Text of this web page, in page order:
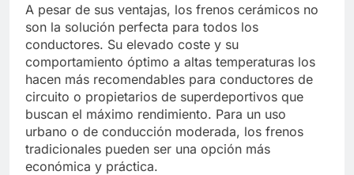
A pesar de sus ventajas, los frenos cerámicos no
son la solución perfecta para todos los
conductores. Su elevado coste y su
comportamiento óptimo a altas temperaturas los
hacen más recomendables para conductores de
circuito o propietarios de superdeportivos que
buscan el máximo rendimiento. Para un uso
urbano o de conducción moderada, los frenos
tradicionales pueden ser una opción más
económica y práctica.